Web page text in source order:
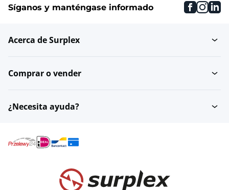
Síganos y manténgase informado
Acerca de Surplex
Comprar o vender
¿Necesita ayuda?